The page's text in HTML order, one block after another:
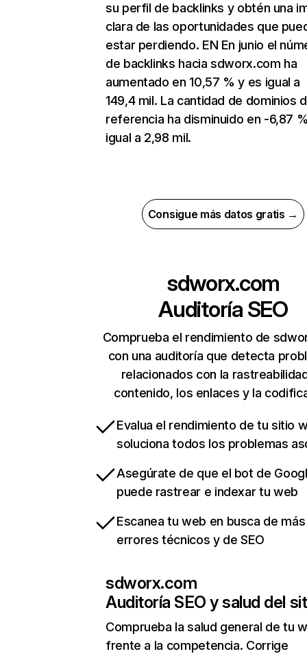
su perfil de backlinks y obtén una
clara de las oportunidades que
estar perdiendo. EN En junio el
de backlinks hacia sdworx.com ha
aumentado en 10,57 % y es igual a
149,4 mil. La cantidad de dominios
referencia ha disminuido en -6,87
igual a 2,98 mil.
Consigue más datos gratis →
sdworx.com
Auditoría SEO
Comprueba el rendimiento de
con una auditoría que detecta
relacionados con la
contenido, los enlaces y la
Evalua el rendimiento de tu sitio
soluciona todos los problemas
Asegúrate de que el bot de
puede rastrear e indexar tu web
Escanea tu web en busca de
errores técnicos y de SEO
sdworx.com
Auditoría SEO y salud del
Comprueba la salud general de tu
frente a la competencia. Corrige